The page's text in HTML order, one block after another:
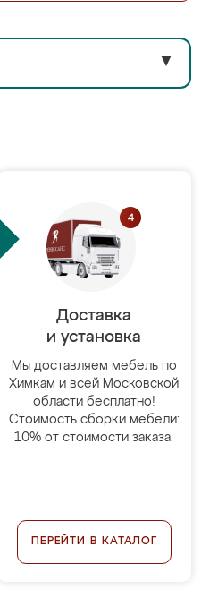
▼
Доставка
и установка
Мы доставляем мебель по
Химкам и всей Московской
области бесплатно!
Стоимость сборки мебели:
10% от стоимости заказа.
ПЕРЕЙТИ В КАТАЛОГ